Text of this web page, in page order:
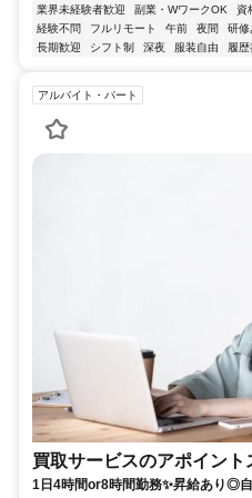
業界未経験者歓迎 副業・WワークOK 資
経験不問
フルリモート 午前 夜間 研修
長期歓迎
シフト制 深夜 服装自由 履
アルバイト・パート
買取サービスのアポイント
1日4時間or8時間勤務✨昇給あり◎